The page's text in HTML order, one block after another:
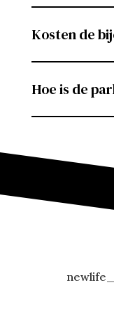
Kosten de
Hoe is de